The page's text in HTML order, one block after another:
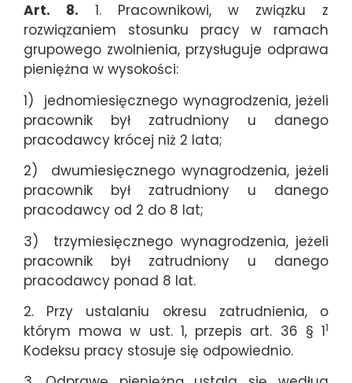
Art. 8. 1. Pracownikowi, w związku z
rozwiązaniem stosunku pracy w ramach
grupowego zwolnienia, przysługuje odprawa
pieniężna w wysokości:
1) jednomiesięcznego wynagrodzenia, jeżeli
pracownik był zatrudniony u danego
pracodawcy krócej niż 2 lata;
2) dwumiesięcznego wynagrodzenia, jeżeli
pracownik był zatrudniony u danego
pracodawcy od 2 do 8 lat;
3) trzymiesięcznego wynagrodzenia, jeżeli
pracownik był zatrudniony u danego
pracodawcy ponad 8 lat.
2. Przy ustalaniu okresu zatrudnienia, o
którym mowa w ust. 1, przepis art. 36 § 11
Kodeksu pracy stosuje się odpowiednio.